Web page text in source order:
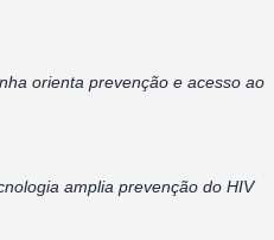
orienta prevenção e acesso ao
amplia prevenção do HIV